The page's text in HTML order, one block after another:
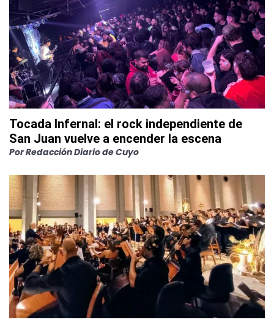
Tocada Infernal: el rock independiente de
San Juan vuelve a encender la escena
PorRedacción Diario de Cuyo